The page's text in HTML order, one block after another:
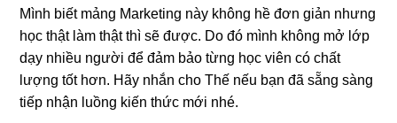
Mình biết mảng Marketing này không hề đơn giản nhưng
học thật làm thật thì sẽ được. Do đó mình không mở lớp
dạy nhiều người để đảm bảo từng học viên có chất
lượng tốt hơn. Hãy nhắn cho Thế nếu bạn đã sẵng sàng
tiếp nhận luồng kiến thức mới nhé.